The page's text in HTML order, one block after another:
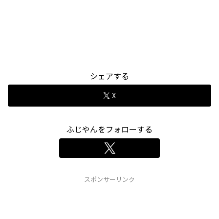
シェアする
X
ふじやんをフォローする
スポンサーリンク